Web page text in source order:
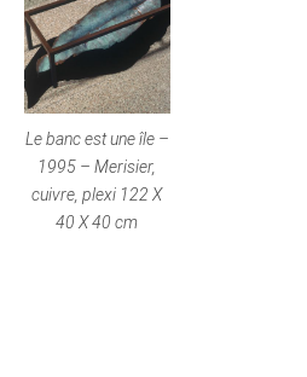
Le banc est une île –
1995 – Merisier,
cuivre, plexi 122 X
40 X 40 cm